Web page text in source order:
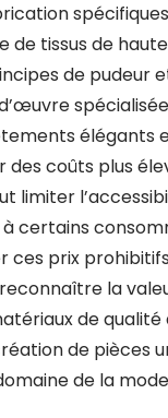
spécifiques
de tissus de
de pudeur
élégants
coûts plus
limiter
certains
ces prix
la
de qualité
de pièces
de la